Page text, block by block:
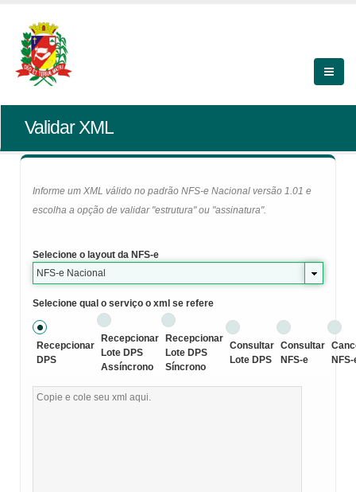
Validar XML
Informe um XML válido no padrão NFS-e Nacional versão 1.01 e
escolha a opção de validar "estrutura" ou "assinatura".
Selecione o layout da NFS-e
NFS-e Nacional
Selecione qual o serviço o xml se refere
Recepcionar
DPS
Recepcionar
Lote DPS
Assíncrono
Recepcionar
Lote DPS
Síncrono
Consultar
Lote DPS
Consultar
NFS-e
NFS-